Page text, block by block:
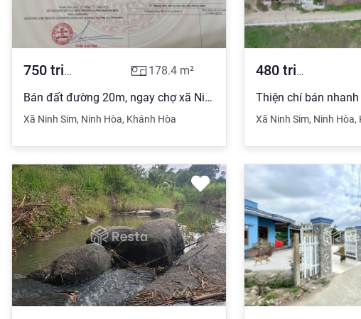
750 triệu 178.4 m²
Bán đất đường 20m, ngay chợ xã Ninh Sim, LH 0899 486 *** Thanh
Xã Ninh Sim, Ninh Hòa, Khánh Hòa
480 triệu
Xã Ninh Sim, Ninh Hòa,